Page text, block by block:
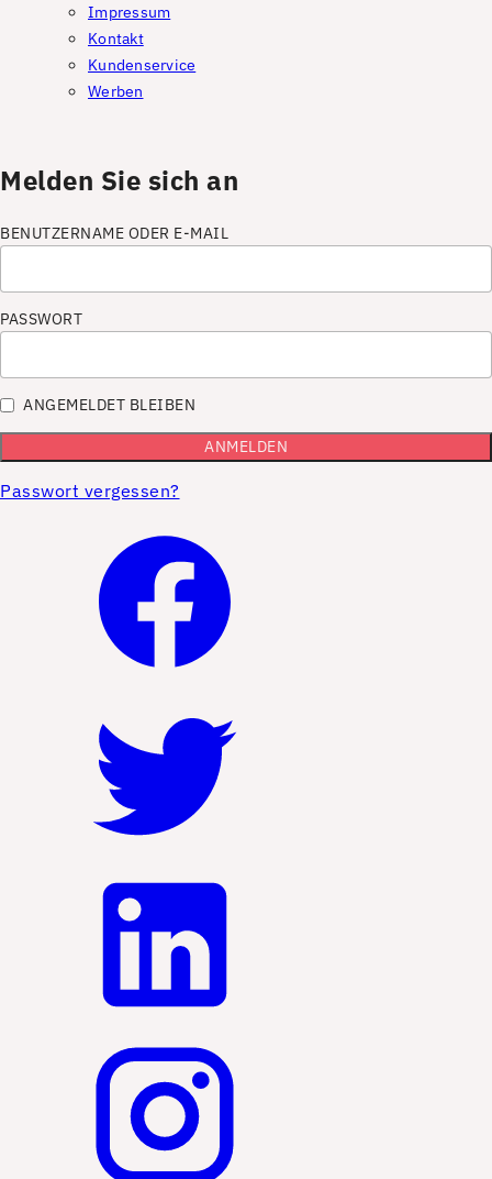
Impressum
Kontakt
Kundenservice
Werben
Melden Sie sich an
BENUTZERNAME ODER E-MAIL
PASSWORT
ANGEMELDET BLEIBEN
Passwort vergessen?